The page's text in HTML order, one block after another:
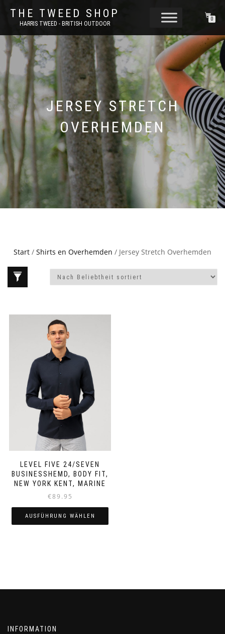
THE TWEED SHOP
HARRIS TWEED - BRITISH OUTDOOR
0
JERSEY STRETCH
OVERHEMDEN
Start / Shirts en Overhemden / Jersey Stretch Overhemden
LEVEL FIVE 24/SEVEN
BUSINESSHEMD, BODY FIT,
NEW YORK KENT, MARINE
€89.95
AUSFÜHRUNG WÄHLEN
INFORMATION